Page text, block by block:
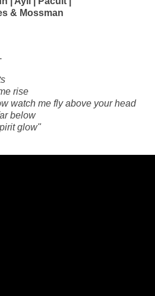
& Mossman
rise
watch me fly above your head
below
glow"